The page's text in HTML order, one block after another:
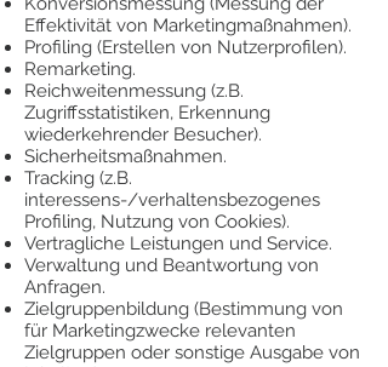
Effektivität von Marketingmaßnahmen).
Profiling (Erstellen von Nutzerprofilen).
Remarketing.
Reichweitenmessung (z.B.
Zugriffsstatistiken, Erkennung
wiederkehrender Besucher).
Sicherheitsmaßnahmen.
Tracking (z.B.
interessens-/verhaltensbezogenes
Profiling, Nutzung von Cookies).
Vertragliche Leistungen und Service.
Verwaltung und Beantwortung von
Anfragen.
Zielgruppenbildung (Bestimmung von
für Marketingzwecke relevanten
Zielgruppen oder sonstige Ausgabe von